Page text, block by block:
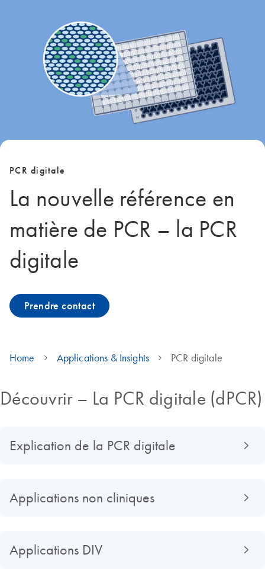
PCR digitale
La nouvelle référence en
matière de PCR – la PCR
digitale
Prendre contact
Home Applications & Insights PCR digitale
Découvrir – La PCR digitale (dPCR)
Explication de la PCR digitale
Applications non cliniques
Applications DIV